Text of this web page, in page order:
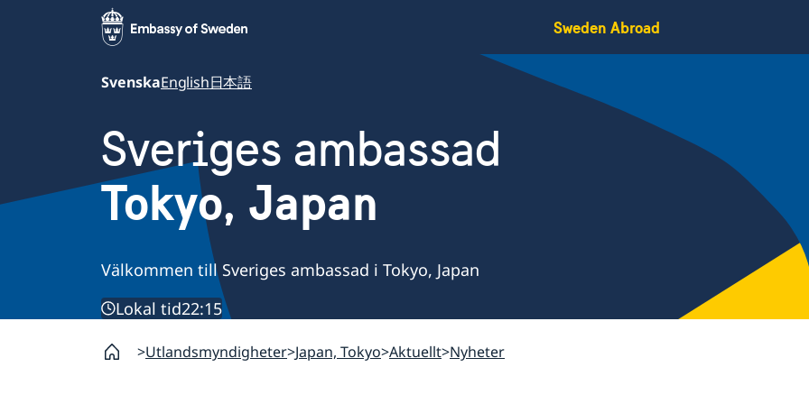
Sweden Abroad
SvenskaEnglish日本語
Sveriges ambassad
Tokyo, Japan
Välkommen till Sveriges ambassad i Tokyo, Japan
Lokal tid22:15
Utlandsmyndigheter Japan, Tokyo Aktuellt Nyheter